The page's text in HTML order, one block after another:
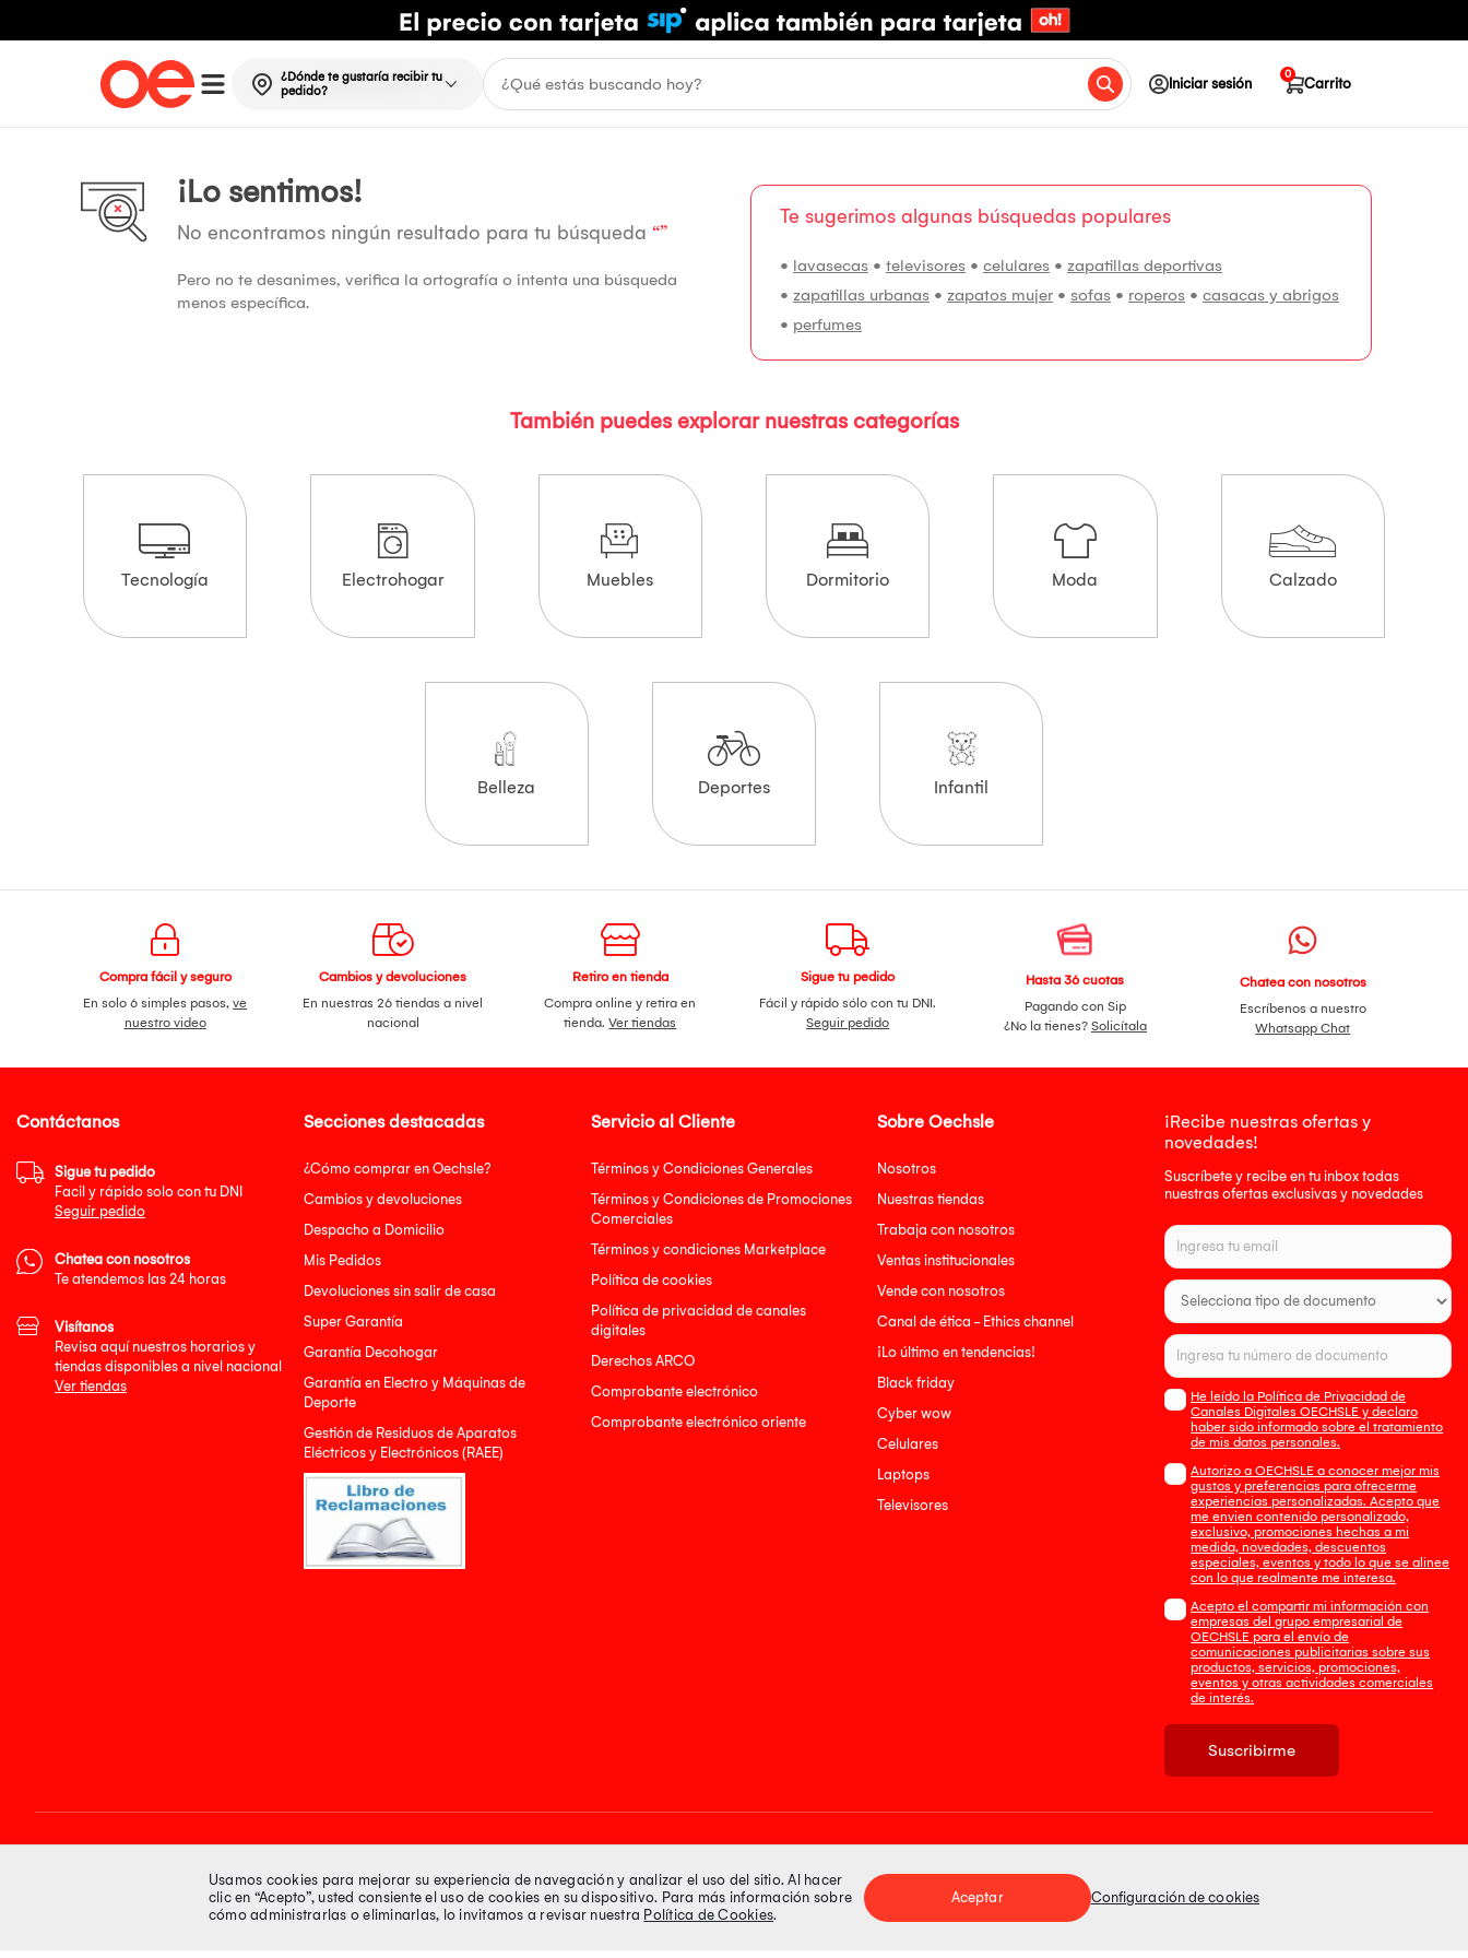
¿Dónde te gustaría recibir tu
pedido?
Iniciar sesión Carrito
0
¡Lo sentimos!
No encontramos ningún resultado para tu búsqueda “”
Pero no te desanimes, verifica la ortografía o intenta una búsqueda
menos específica.
Te sugerimos algunas búsquedas populares
• lavasecas • televisores • celulares • zapatillas deportivas
• zapatillas urbanas • zapatos mujer • sofas • roperos • casacas y abrigos
• perfumes
También puedes explorar nuestras categorías
Tecnología Electrohogar Muebles Dormitorio Moda Calzado
Belleza Deportes Infantil
Compra fácil y seguro
En solo 6 simples pasos,ve
nuestro video
Cambios y devoluciones
En nuestras 26 tiendas a nivel
nacional
Retiro en tienda
Compra online y retira en
tienda.Ver tiendas
Sigue tu pedido
Fácil y rápido sólo con tu DNI.
Seguir pedido
Hasta 36 cuotas
Pagando con Sip
¿No la tienes? Solicítala
Chatea con nosotros
Escríbenos a nuestro
Whatsapp Chat
Secciones destacadas
¿Cómo comprar en Oechsle?
Cambios y devoluciones
Despacho a Domicilio
Mis Pedidos
Devoluciones sin salir de casa
Super Garantía
Garantía Decohogar
Garantía en Electro y Máquinas de
Deporte
Gestión de Residuos de Aparatos
Eléctricos y Electrónicos (RAEE)
Servicio al Cliente
Términos y Condiciones Generales
Términos y Condiciones de Promociones
Comerciales
Términos y condiciones Marketplace
Política de cookies
Política de privacidad de canales
digitales
Derechos ARCO
Comprobante electrónico
Comprobante electrónico oriente
Sobre Oechsle
Nosotros
Nuestras tiendas
Trabaja con nosotros
Ventas institucionales
Vende con nosotros
Canal de ética - Ethics channel
¡Lo último en tendencias!
Black friday
Cyber wow
Celulares
Laptops
Televisores
¡Recibe nuestras ofertas y
novedades!
Suscríbete y recibe en tu inbox todas
nuestras ofertas exclusivas y novedades
He leído la Política de Privacidad de
Canales Digitales OECHSLE y declaro
haber sido informado sobre el tratamiento
de mis datos personales.
Autorizo a OECHSLE a conocer mejor mis
gustos y preferencias para ofrecerme
experiencias personalizadas. Acepto que
me envien contenido personalizado,
exclusivo, promociones hechas a mi
medida, novedades, descuentos
especiales, eventos y todo lo que se alinee
con lo que realmente me interesa.
Acepto el compartir mi información con
empresas del grupo empresarial de
OECHSLE para el envío de
comunicaciones publicitarias sobre sus
productos, servicios, promociones,
eventos y otras actividades comerciales
de interés.
Suscribirme
Contáctanos
Sigue tu pedido
Facil y rápido solo con tu DNI
Seguir pedido
Chatea con nosotros
Te atendemos las 24 horas
Visítanos
Revisa aquí nuestros horarios y
tiendas disponibles a nivel nacional
Ver tiendas
Síguenos en Medios de pago Tienda 100% Segura
Usamos cookies para mejorar su experiencia de navegación y analizar el uso del sitio. Al hacer
clic en “Acepto”, usted consiente el uso de cookies en su dispositivo. Para más información sobre
cómo administrarlas o eliminarlas, lo invitamos a revisar nuestra Política de Cookies.
Aceptar Configuración de cookies